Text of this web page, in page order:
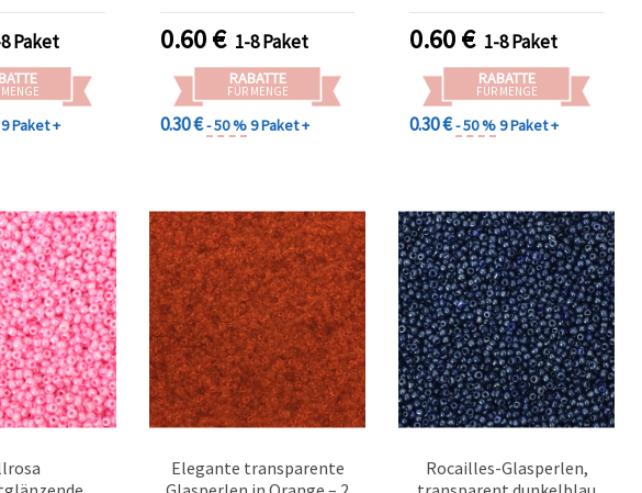
Paket
9 Paket +
0.60€ 1-8 Paket
RABATTE
FÜR MENGE
0.30 €- 50 %9 Paket +
0.60€ 1-8 Paket
RABATTE
FÜR MENGE
0.30 €- 50 %9 Paket +
Elegante transparente
Rocailles-Glasperlen,